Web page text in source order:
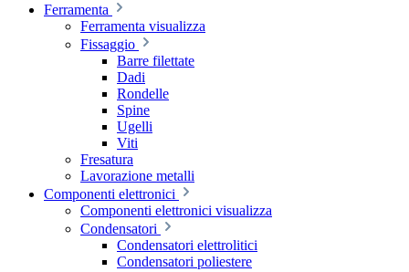
Ferramenta
Ferramenta visualizza
Fissaggio
Barre filettate
Dadi
Rondelle
Spine
Ugelli
Viti
Fresatura
Lavorazione metalli
Componenti elettronici
Componenti elettronici visualizza
Condensatori
Condensatori elettrolitici
Condensatori poliestere